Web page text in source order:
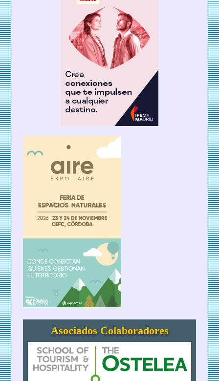
Asociados Colaboradores